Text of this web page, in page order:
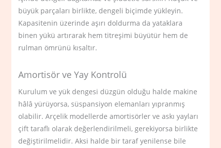
büyük parçaları birlikte, dengeli biçimde yükleyin.
Kapasitenin üzerinde aşırı doldurma da yataklara
binen yükü artırarak hem titreşimi büyütür hem de
rulman ömrünü kısaltır.
Amortisör ve Yay Kontrolü
Kurulum ve yük dengesi düzgün olduğu halde makine
hâlâ yürüyorsa, süspansiyon elemanları yıpranmış
olabilir. Arçelik modellerde amortisörler ve askı yayları
çift taraflı olarak değerlendirilmeli, gerekiyorsa birlikte
değiştirilmelidir. Aksi halde bir taraf yenilense bile